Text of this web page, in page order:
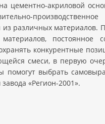
цементно-акриловой
производственное
различных материалов.
постоянное
конкурентные
смеси, в первую
помогут выбрать
«Регион-2001».